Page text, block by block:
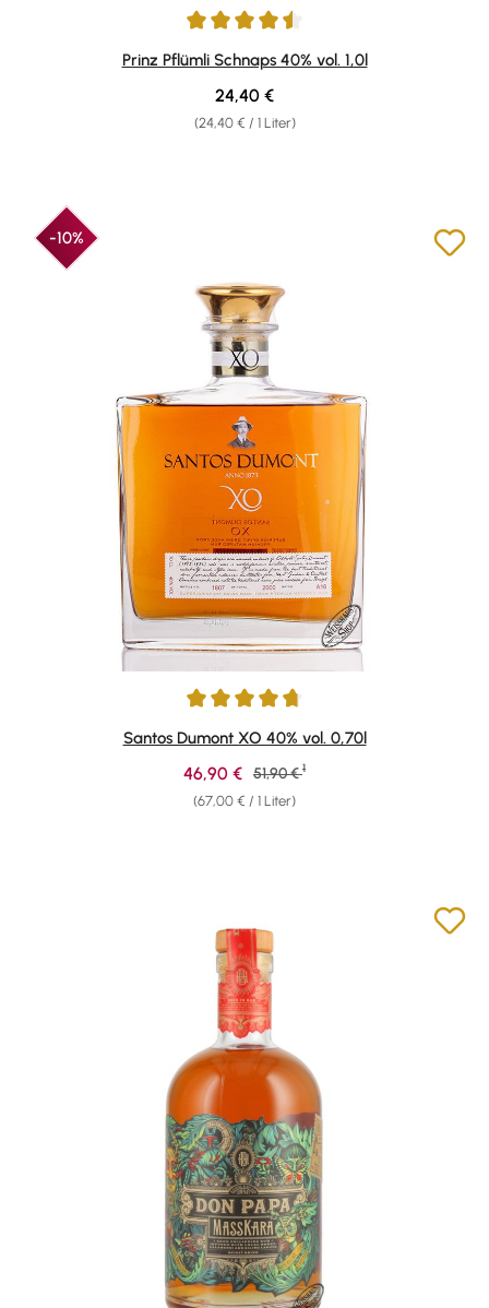
Durchschnittliche Bewertung von 4.55 von 5 Sternen
Prinz Pflümli Schnaps 40% vol. 1,0l
(24,40 € / 1 Liter)
Regulärer Preis:
24,40 €
-10%
Durchschnittliche Bewertung von 4.87 von 5 Sternen
Santos Dumont XO 40% vol. 0,70l
(67,00 € / 1 Liter)
Verkaufspreis:
46,90 € Regulärer Preis:
51,90 € 1